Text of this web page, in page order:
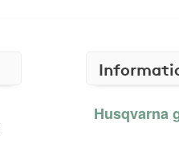
Husqvarna